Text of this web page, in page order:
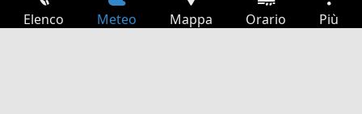
Elenco Meteo Mappa Orario Più